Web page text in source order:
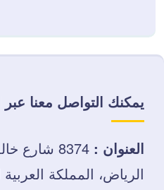
يمكنك التواصل معنا عبر
العنوان :
8374 شارع
الرياض، المملكة